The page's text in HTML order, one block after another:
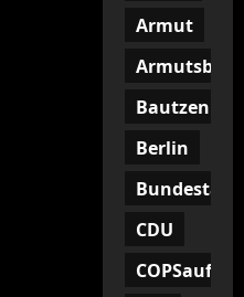
Armut
Bautzen
Berlin
Bundestag
CDU